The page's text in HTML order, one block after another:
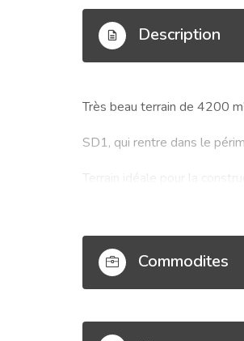
Description
Très beau terrain de 4200
SD1, qui rentre dans le
Terrain idéale pour la
Commodites